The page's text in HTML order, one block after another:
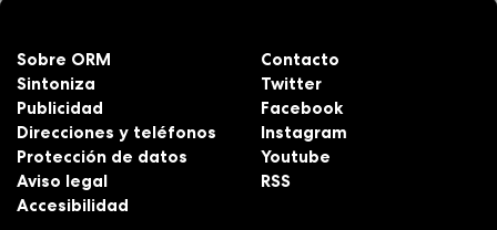
Sobre ORM
Sintoniza
Publicidad
Direcciones y teléfonos
Protección de datos
Aviso legal
Accesibilidad
Contacto
Twitter
Facebook
Instagram
Youtube
RSS